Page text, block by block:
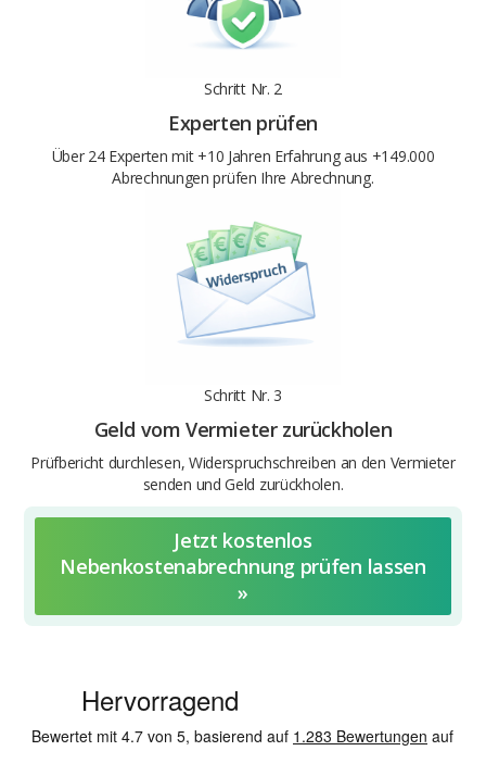
Schritt Nr. 2
Experten prüfen
Über 24 Experten mit +10 Jahren Erfahrung aus +149.000
Abrechnungen prüfen Ihre Abrechnung.
Schritt Nr. 3
Geld vom Vermieter zurückholen
Prüfbericht durchlesen, Widerspruchschreiben an den Vermieter
senden und Geld zurückholen.
Jetzt kostenlos
Nebenkostenabrechnung prüfen lassen
»